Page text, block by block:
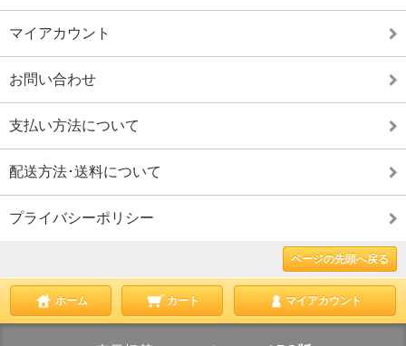
マイアカウント
お問い合わせ
支払い方法について
配送方法･送料について
プライバシーポリシー
ページの先頭へ戻る
ホーム カート マイアカウント